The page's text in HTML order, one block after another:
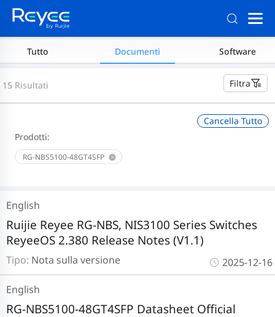
Tutto Documenti Software
Filtra
15 Risultati
Prodotti:
RG-NBS5100-48GT4SFP
Cancella Tutto
Tipo: Nota sulla versione
Ruijie Reyee RG-NBS, NIS3100 Series Switches
ReyeeOS 2.380 Release Notes (V1.1)
English
2025-12-16
RG-NBS5100-48GT4SFP Datasheet Official
English